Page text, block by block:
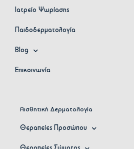
Ιατρείο Ψωρίασης
Παιδοδερματολογία
Blog
Επικοινωνία
Αισθητική Δερματολογία
Θεραπείες Προσώπου